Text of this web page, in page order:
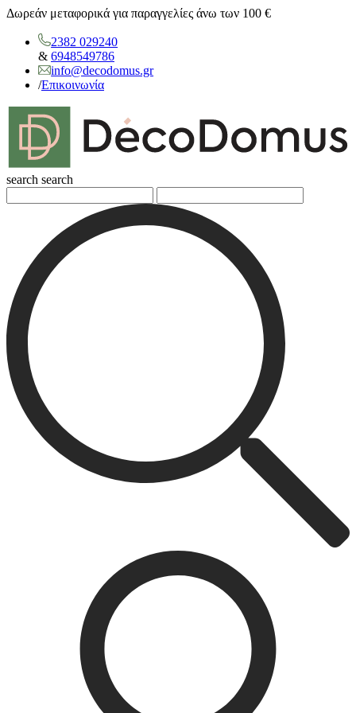
Δωρεάν μεταφορικά για παραγγελίες άνω των 100 €
2382 029240
& 6948549786
info@decodomus.gr
/Επικοινωνία
search search